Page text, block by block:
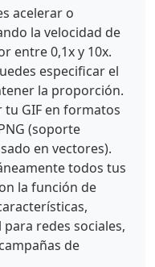
acelerar o
la velocidad de
entre 0,1x y 10x.
especificar el
la proporción.
tu GIF en formatos
(soporte
en vectores).
todos tus
la función de
redes sociales,
de